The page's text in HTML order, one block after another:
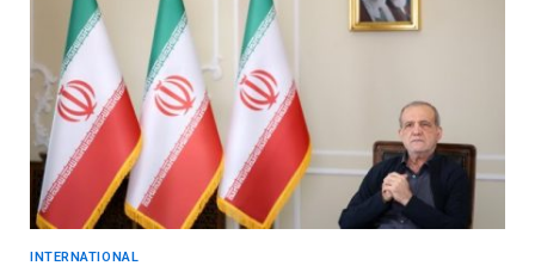
INTERNATIONAL